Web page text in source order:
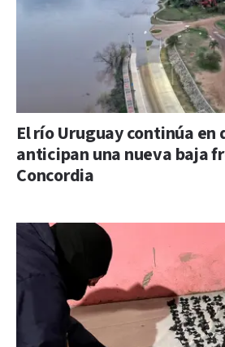
El río Uruguay continúa en
anticipan una nueva baja
Concordia